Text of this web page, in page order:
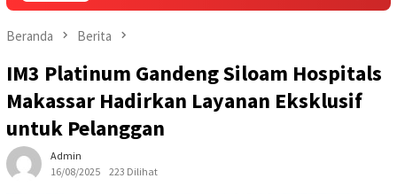
Beranda Berita
IM3 Platinum Gandeng Siloam Hospitals
Makassar Hadirkan Layanan Eksklusif
untuk Pelanggan
Admin
16/08/2025
223 Dilihat